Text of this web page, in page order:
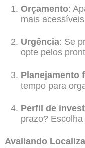
Orçamento:
mais
Urgência: Se
opte pelos
Planejamento
tempo para
Perfil de
prazo?
Avaliando